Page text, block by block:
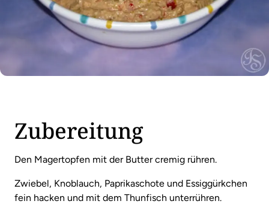
Zubereitung
Den Magertopfen mit der Butter cremig rühren.
Zwiebel, Knoblauch, Paprikaschote und Essiggürkchen
fein hacken und mit dem Thunfisch unterrühren.